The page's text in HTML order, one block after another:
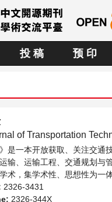
投 稿 预 印
of Transportation
》是一本开放获取、关注交
输、运输工程、交通规划与
术，集学术性、思想性为一
域内不同方向问题与发展的交
2326-3431
2326-344X